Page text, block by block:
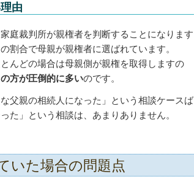
由
庭裁判所が親権者を判断することになります
割合で母親が親権者に選ばれています。
んどの場合は母親側が親権を取得しますの
方が圧倒的に多いのです。
父親の相続人になった」という相談ケースば
た」という相談は、あまりありません。
いた場合の問題点